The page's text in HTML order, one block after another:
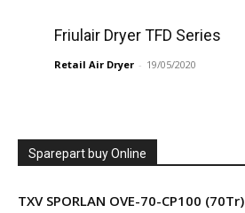
Friulair Dryer TFD Series
Retail Air Dryer - 19/05/2020
Sparepart buy Online
TXV SPORLAN OVE-70-CP100 (70Tr)